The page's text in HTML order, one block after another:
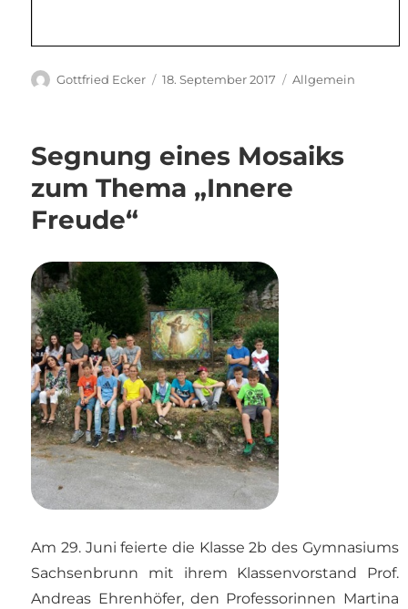
Autor
Gottfried Ecker
Veröffentlicht
18. September 2017 Kategorien
Allgemein
Segnung eines Mosaiks
zum Thema „Innere
Freude“
Am 29. Juni feierte die Klasse 2b des Gymnasiums
Sachsenbrunn mit ihrem Klassenvorstand Prof.
Andreas Ehrenhöfer, den Professorinnen Martina